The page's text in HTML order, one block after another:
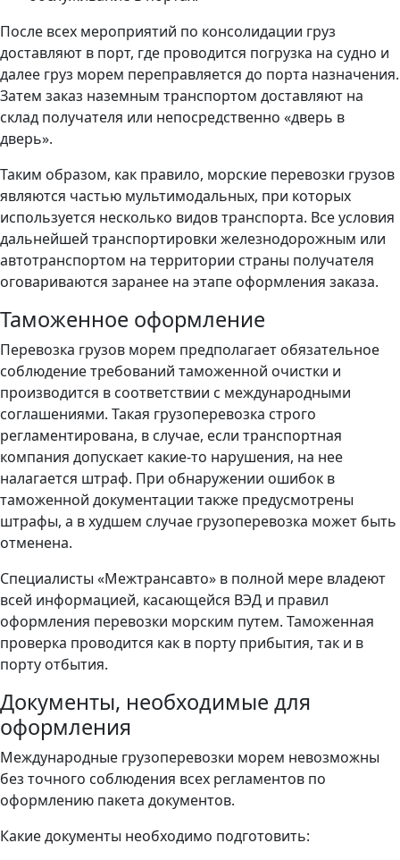
После всех мероприятий по консолидации груз
доставляют в порт, где проводится погрузка на судно и
далее груз морем переправляется до порта назначения.
Затем заказ наземным транспортом доставляют на
склад получателя или непосредственно «дверь в
дверь».
Таким образом, как правило, морские перевозки грузов
являются частью мультимодальных, при которых
используется несколько видов транспорта. Все условия
дальнейшей транспортировки железнодорожным или
автотранспортом на территории страны получателя
оговариваются заранее на этапе оформления заказа.
Таможенное оформление
Перевозка грузов морем предполагает обязательное
соблюдение требований таможенной очистки и
производится в соответствии с международными
соглашениями. Такая грузоперевозка строго
регламентирована, в случае, если транспортная
компания допускает какие-то нарушения, на нее
налагается штраф. При обнаружении ошибок в
таможенной документации также предусмотрены
штрафы, а в худшем случае грузоперевозка может быть
отменена.
Специалисты «Межтрансавто» в полной мере владеют
всей информацией, касающейся ВЭД и правил
оформления перевозки морским путем. Таможенная
проверка проводится как в порту прибытия, так и в
порту отбытия.
Документы, необходимые для
оформления
Международные грузоперевозки морем невозможны
без точного соблюдения всех регламентов по
оформлению пакета документов.
Какие документы необходимо подготовить: